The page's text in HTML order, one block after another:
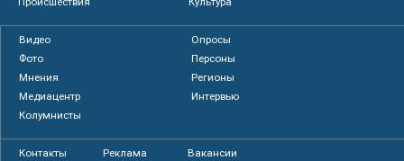
Видео
Опросы
Фото
Персоны
Мнения
Регионы
Медиацентр
Интервью
Колумнисты
Контакты Реклама Вакансии